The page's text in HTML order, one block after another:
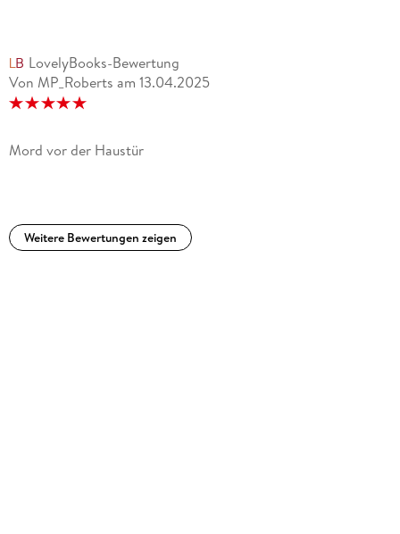
LovelyBooks-Bewertung
Von MP_Roberts am 13.04.2025
Mord vor der Haustür
Weitere Bewertungen zeigen